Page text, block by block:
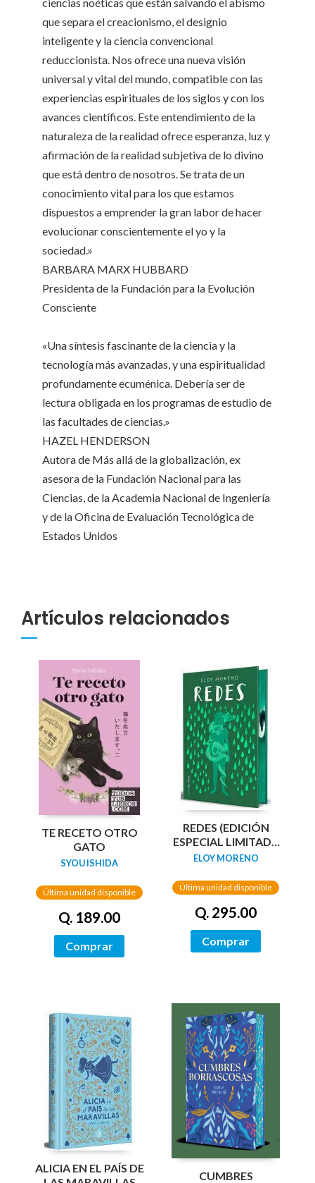
ciencias noéticas que están salvando el abismo
que separa el creacionismo, el designio
inteligente y la ciencia convencional
reduccionista. Nos ofrece una nueva visión
universal y vital del mundo, compatible con las
experiencias espirituales de los siglos y con los
avances científicos. Este entendimiento de la
naturaleza de la realidad ofrece esperanza, luz y
afirmación de la realidad subjetiva de lo divino
que está dentro de nosotros. Se trata de un
conocimiento vital para los que estamos
dispuestos a emprender la gran labor de hacer
evolucionar conscientemente el yo y la
sociedad.»
BARBARA MARX HUBBARD
Presidenta de la Fundación para la Evolución
Consciente
«Una síntesis fascinante de la ciencia y la
tecnología más avanzadas, y una espiritualidad
profundamente ecuménica. Debería ser de
lectura obligada en los programas de estudio de
las facultades de ciencias.»
HAZEL HENDERSON
Autora de Más allá de la globalización, ex
asesora de la Fundación Nacional para las
Ciencias, de la Academia Nacional de Ingeniería
y de la Oficina de Evaluación Tecnológica de
Estados Unidos
Artículos relacionados
TE RECETO OTRO
GATO
SYOU ISHIDA
Última unidad disponible
Q. 189.00
Comprar
REDES (EDICIÓN
ESPECIAL LIMITADA
GUARDAS DRAGÓN)
ELOY MORENO
Última unidad disponible
Q. 295.00
Comprar
ALICIA EN EL PAÍS DE
CUMBRES